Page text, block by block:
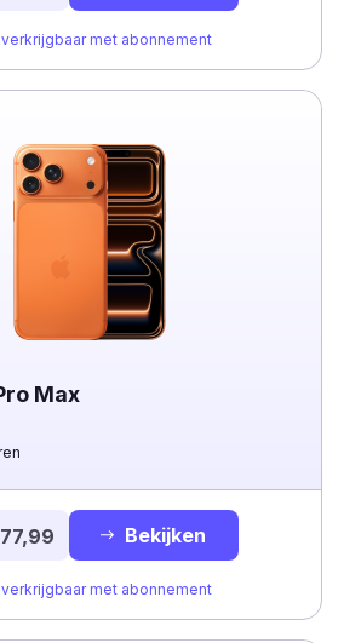
met abonnement
Max
Bekijken
met abonnement